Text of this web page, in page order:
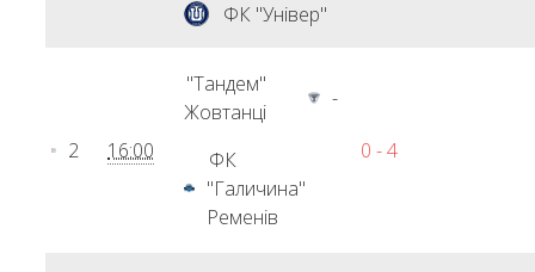
ФК "Універ"
2 16:00
"Тандем"
Жовтанці
-
ФК
"Галичина"
Ременів
0 - 4